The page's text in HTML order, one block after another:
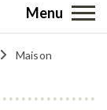
Menu
Maison